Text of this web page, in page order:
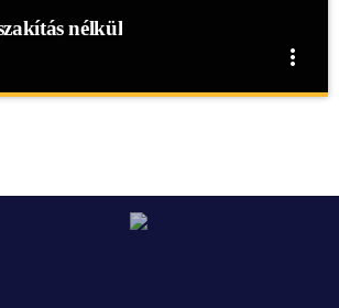
nélkül
more_vert
nélkül egész éjjel a Mex Rádióban!